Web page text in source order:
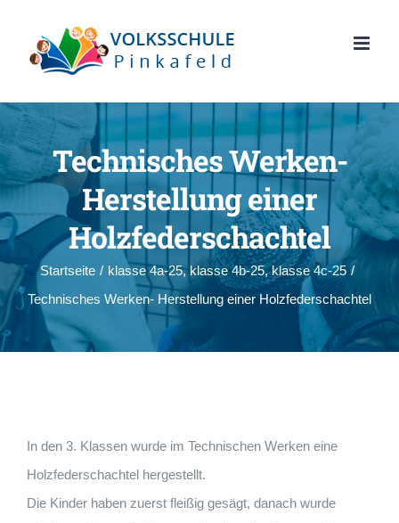
springen
Technisches Werken-
Herstellung einer
Holzfederschachtel
Startseite / klasse 4a-25,klasse 4b-25,klasse 4c-25 /
Technisches Werken- Herstellung einer Holzfederschachtel
In den 3. Klassen wurde im Technischen Werken eine
Holzfederschachtel hergestellt.
Die Kinder haben zuerst fleißig gesägt, danach wurde